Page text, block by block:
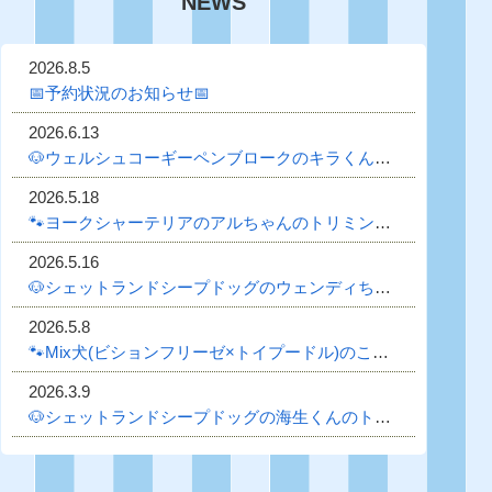
2026.8.5
📅予約状況のお知らせ📅
2026.6.13
🐶ウェルシュコーギーペンブロークのキラくんのトリミング日記🐶
2026.5.18
🐾ヨークシャーテリアのアルちゃんのトリミング日記🐾
2026.5.16
🐶シェットランドシープドッグのウェンディちゃんのトリミング日記🐶
2026.5.8
🐾Mix犬(ビションフリーゼ×トイプードル)のことちゃんのトリミング日記🐾
2026.3.9
🐶シェットランドシープドッグの海生くんのトリミング日記🐶